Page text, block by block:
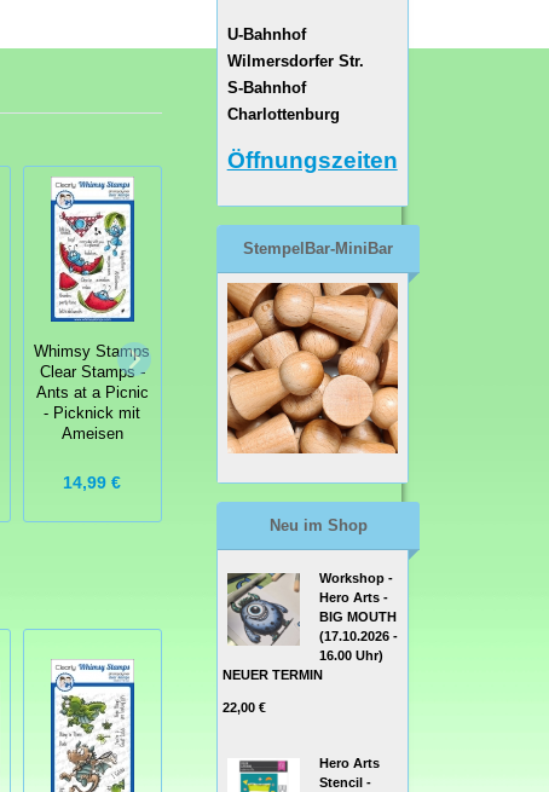
Whimsy Stamps
Clear Stamps -
Ants at a Picnic
- Picknick mit
Ameisen
14,99 €
Whimsy Stamps
Clear Stamps -
Polka Dot Pals
Beau
13,99 €
Whimsy Stamps
Clear Stamps -
Arrgg! Pirates -
Pirat
13,99 €
U-Bahnhof
Wilmersdorfer Str.
S-Bahnhof
Charlottenburg
Öffnungszeiten
StempelBar-MiniBar
Neu im Shop
Workshop -
Hero Arts -
BIG MOUTH
(17.10.2026 -
16.00 Uhr)
NEUER TERMIN
22,00 €
Hero Arts
Stencil -